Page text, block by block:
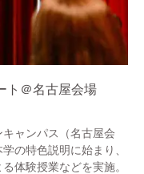
ト＠名古屋会場
ャンパス（名古屋会
の特色説明に始まり、
体験授業などを実施。